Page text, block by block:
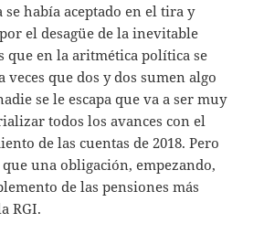
había aceptado en el tira y
el desagüe de la inevitable
que en la aritmética política se
veces que dos y dos sumen algo
se le escapa que va a ser muy
todos los avances con el
de las cuentas de 2018. Pero
una obligación, empezando,
de las pensiones más
RGI.